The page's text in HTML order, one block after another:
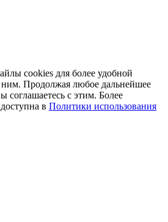
cookies для более удобной
ним. Продолжая любое дальнейшее
соглашаетесь с этим. Более
в Политики использования